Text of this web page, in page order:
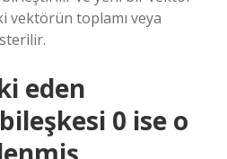
vektörün toplamı veya
eden
0 ise o